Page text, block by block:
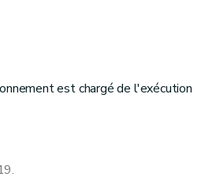
est chargé de l'exécution